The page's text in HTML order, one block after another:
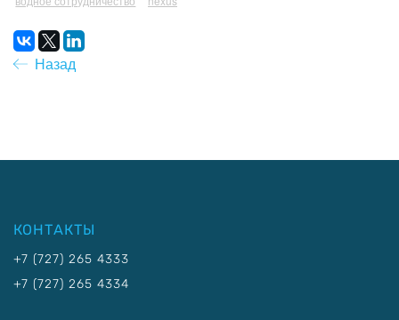
Назад
КОНТАКТЫ
+7 (727) 265 4333
+7 (727) 265 4334